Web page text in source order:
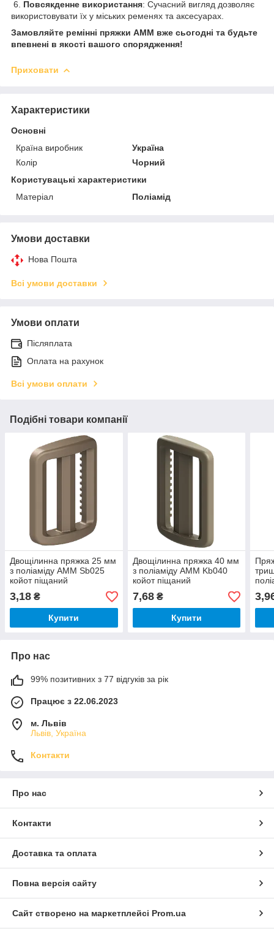
6. Повсякденне використання: Сучасний вигляд дозволяє
використовувати їх у міських ременях та аксесуарах.
Замовляйте ремінні пряжки AMM вже сьогодні та будьте
впевнені в якості вашого спорядження!
Приховати
Характеристики
Основні
Країна виробник
Україна
Колір
Чорний
Користувацькі характеристики
Матеріал
Поліамід
Умови доставки
Нова Пошта
Всі умови доставки
Умови оплати
Післяплата
Оплата на рахунок
Всі умови оплати
Подібні товари компанії
Двощілинна пряжка 25 мм
з поліаміду AMM Sb025
койот піщаний
(07.99.028.03.62)
3,18 ₴
Купити
Двощілинна пряжка 40 мм
з поліаміду AMM Kb040
койот піщаний
(07.99.019.03.62)
7,68₴
Купити
Про нас
99% позитивних з 77 відгуків за рік
Працює з 22.06.2023
м. Львів
Львів, Україна
Контакти
Про нас
Контакти
Доставка та оплата
Повна версія сайту
Сайт створено на маркетплейсі Prom.ua